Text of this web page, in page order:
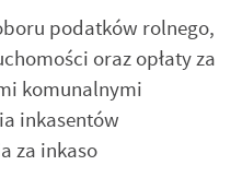
podatków rolnego,
oraz opłaty za
komunalnymi
inkasentów
za inkaso